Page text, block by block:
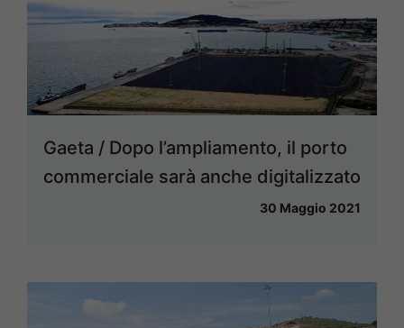
Gaeta / Dopo l’ampliamento, il porto
commerciale sarà anche digitalizzato
30 Maggio 2021